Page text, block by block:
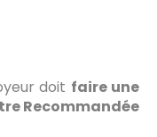
doit faire une
Recommandée